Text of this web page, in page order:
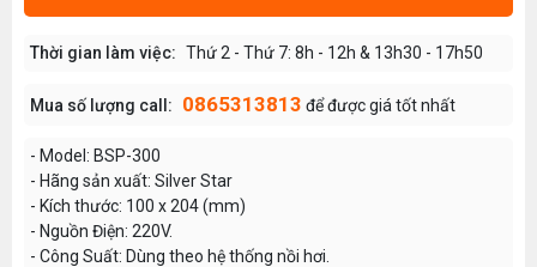
Thời gian làm việc: Thứ 2 - Thứ 7: 8h - 12h & 13h30 - 17h50
Mua số lượng call: 0865313813 để được giá tốt nhất
- Model: BSP-300
- Hãng sản xuất: Silver Star
- Kích thước: 100 x 204 (mm)
- Nguồn Điện: 220V.
- Công Suất: Dùng theo hệ thống nồi hơi.